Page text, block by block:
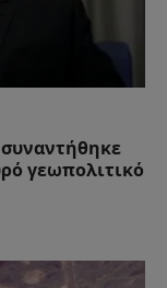
γεωπολιτικό